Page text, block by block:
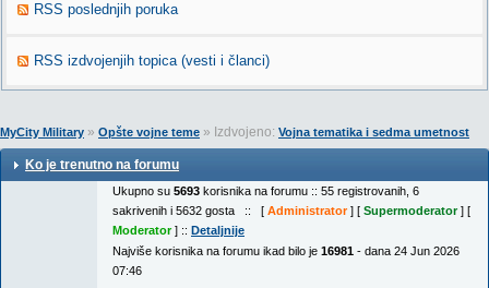
RSS poslednjih poruka
RSS izdvojenjih topica (vesti i članci)
MyCity Military » Opšte vojne teme » Izdvojeno: Vojna tematika i sedma umetnost
Ko je trenutno na forumu
Ukupno su 5693 korisnika na forumu :: 55 registrovanih, 6
sakrivenih i 5632 gosta :: [ Administrator] [ Supermoderator] [
Moderator] :: Detaljnije
Najviše korisnika na forumu ikad bilo je 16981 - dana 24 Jun 2026
07:46